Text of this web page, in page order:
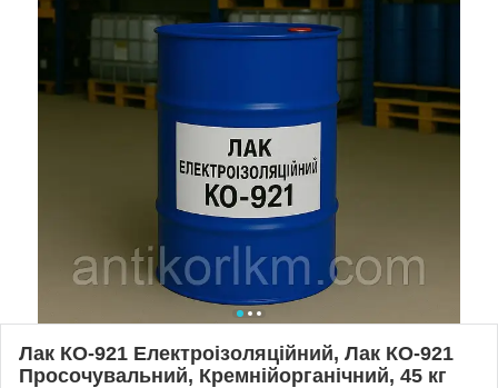
Лак КО-921 Електроізоляційний, Лак КО-921
Просочувальний, Кремнійорганічний, 45 кг